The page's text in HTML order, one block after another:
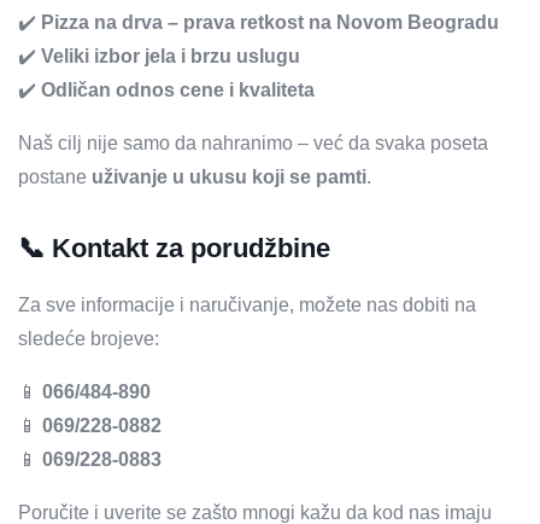
✔️ Pizza na drva – prava retkost na Novom Beogradu
✔️ Veliki izbor jela i brzu uslugu
✔️ Odličan odnos cene i kvaliteta
Naš cilj nije samo da nahranimo – već da svaka poseta
postane uživanje u ukusu koji se pamti.
📞 Kontakt za porudžbine
Za sve informacije i naručivanje, možete nas dobiti na
sledeće brojeve:
📱 066/484-890
📱 069/228-0882
📱 069/228-0883
Poručite i uverite se zašto mnogi kažu da kod nas imaju